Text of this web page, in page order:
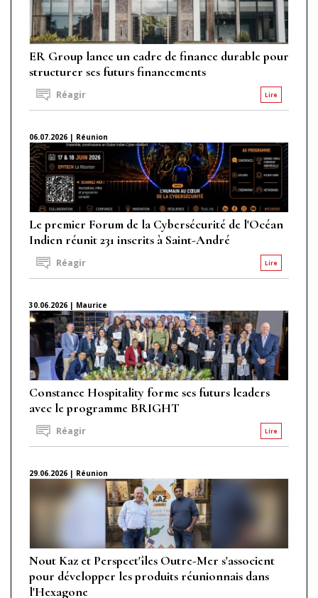
ER Group lance un cadre de finance durable pour
structurer ses futurs financements
Lire
Réagir
06.07.2026 | Réunion
Le premier Forum de la Cybersécurité de l'Océan
Indien réunit 231 inscrits à Saint-André
Lire
Réagir
30.06.2026 | Maurice
Constance Hospitality forme ses futurs leaders
avec le programme BRIGHT
Lire
Réagir
29.06.2026 | Réunion
Nout Kaz et Perspect'îles Outre-Mer s'associent
pour développer les produits réunionnais dans
l'Hexagone